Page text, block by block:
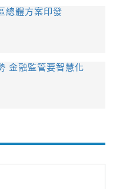
總體方案印發
金融監管要智慧化